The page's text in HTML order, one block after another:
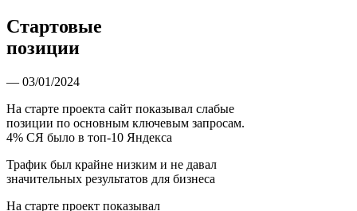
Стартовые
позиции
— 03/01/2024
На старте проекта сайт показывал слабые
позиции по основным ключевым запросам.
4% СЯ было в топ-10 Яндекса
Трафик был крайне низким и не давал
значительных результатов для бизнеса
На старте проект показывал